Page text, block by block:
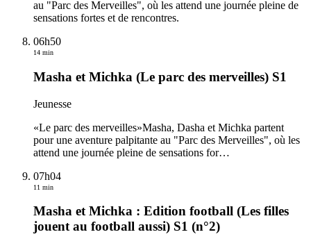
au "Parc des Merveilles", où les attend une journée pleine de
sensations fortes et de rencontres.
06h50
14 min
Masha et Michka (Le parc des merveilles) S1
Jeunesse
«Le parc des merveilles»Masha, Dasha et Michka partent
pour une aventure palpitante au "Parc des Merveilles", où les
attend une journée pleine de sensations for…
07h04
11 min
Masha et Michka : Edition football (Les filles
jouent au football aussi) S1 (n°2)